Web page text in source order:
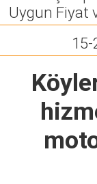
Uygun Fiyat
15-